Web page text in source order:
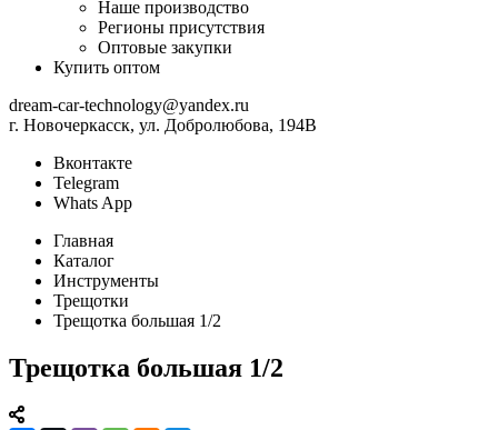
Наше производство
Регионы присутствия
Оптовые закупки
Купить оптом
dream-car-technology@yandex.ru
г. Новочеркасск, ул. Добролюбова, 194В
Вконтакте
Telegram
Whats App
Главная
Каталог
Инструменты
Трещотки
Трещотка большая 1/2
Трещотка большая 1/2